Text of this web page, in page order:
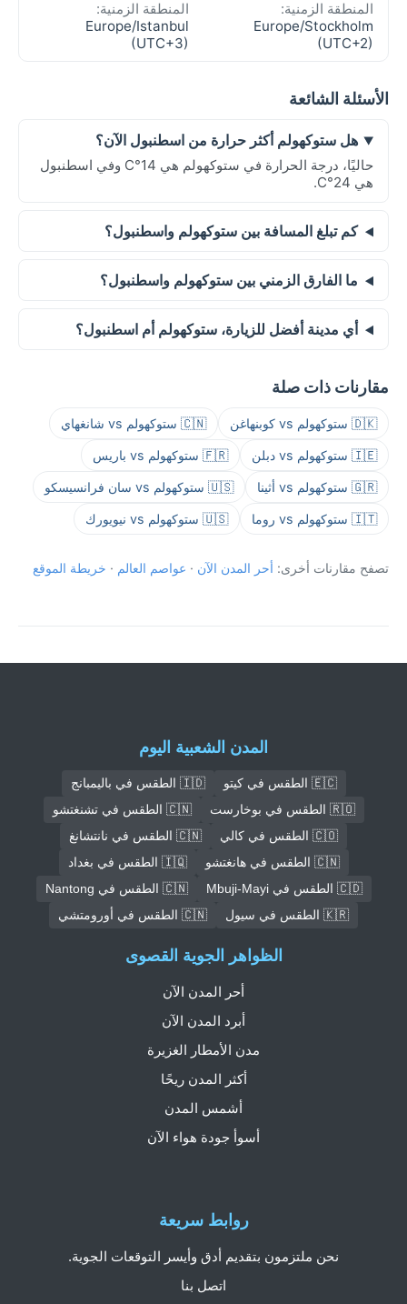
المنطقة الزمنية:
Europe/Stockholm
(UTC+2)
المنطقة الزمنية:
Europe/Istanbul
(UTC+3)
الأسئلة الشائعة
هل ستوكهولم أكثر حرارة من اسطنبول الآن؟
حاليًا، درجة الحرارة في ستوكهولم هي 14°C وفي اسطنبول
هي 24°C.
كم تبلغ المسافة بين ستوكهولم واسطنبول؟
ما الفارق الزمني بين ستوكهولم واسطنبول؟
أي مدينة أفضل للزيارة، ستوكهولم أم اسطنبول؟
مقارنات ذات صلة
🇩🇰 ستوكهولم vs كوبنهاغن 🇨🇳 ستوكهولم vs شانغهاي
🇮🇪 ستوكهولم vs دبلن 🇫🇷 ستوكهولم vs باريس
🇬🇷 ستوكهولم vs أثينا 🇺🇸 ستوكهولم vs سان فرانسيسكو
🇮🇹 ستوكهولم vs روما 🇺🇸 ستوكهولم vs نيويورك
تصفح مقارنات أخرى: أحر المدن الآن · عواصم العالم · خريطة الموقع
المدن الشعبية اليوم
🇪🇨 الطقس في كيتو
🇮🇩 الطقس في باليمبانج
🇷🇴 الطقس في بوخارست
🇨🇳 الطقس في تشنغتشو
🇨🇴 الطقس في كالي
🇨🇳 الطقس في نانتشانغ
🇨🇳 الطقس في هانغتشو
🇮🇶 الطقس في بغداد
🇨🇩 الطقس في Mbuji-Mayi
🇨🇳 الطقس في Nantong
🇰🇷 الطقس في سيول
🇨🇳 الطقس في أورومتشي
روابط سريعة
نحن ملتزمون بتقديم أدق وأيسر التوقعات الجوية.
اتصل بنا
الظواهر الجوية القصوى
أحر المدن الآن
أبرد المدن الآن
مدن الأمطار الغزيرة
أكثر المدن ريحًا
أشمس المدن
أسوأ جودة هواء الآن